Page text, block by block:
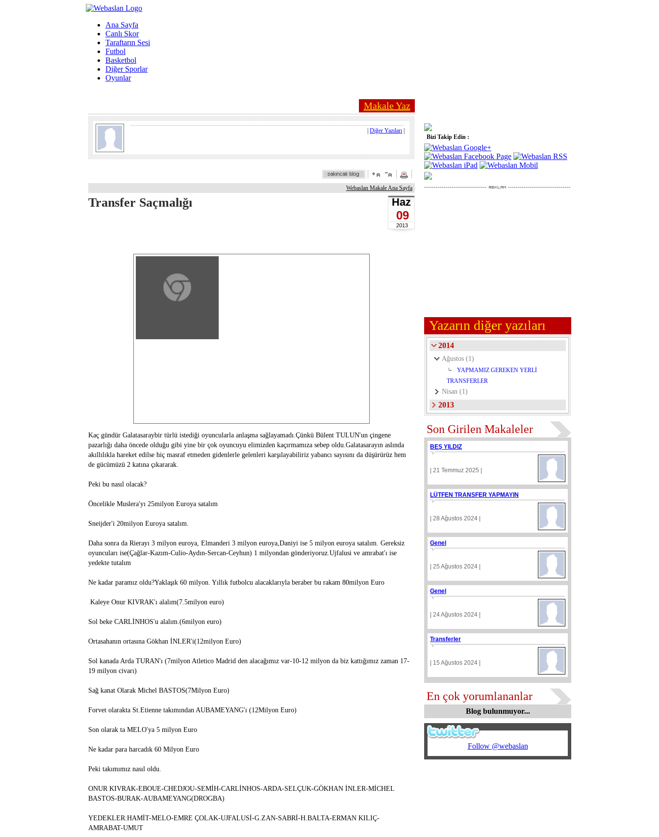
Ana Sayfa
Canlı Skor
Taraftarın Sesi
Futbol
Basketbol
Diğer Sporlar
Oyunlar
Makale Yaz
Diğer Yazıları
Webaslan Makale Ana Sayfa
Transfer Saçmalığı Haz
09
2013
Kaç gündür Galatasaraybir türlü istediği oyuncularla anlaşma sağlayamadı.Çünkü Bülent TULUN'un çingene
pazarlığı daha öncede olduğu gibi yine bir çok oyuncuyu elimizden kaçırmamıza sebep oldu.Galatasarayın aslında
akıllılıkla hareket edilse hiç masraf etmeden gidenlerle gelenleri karşılayabiliriz yabancı sayısını da düşürürüz hem
de gücümüzü 2 katına çıkararak.
Peki bu nasıl olacak?
Öncelikle Muslera'yı 25milyon Euroya satalım
Sneijder'i 20milyon Euroya satalım.
Daha sonra da Rierayı 3 milyon euroya, Elmanderi 3 milyon euroya,Daniyi ise 5 milyon euroya satalım. Gereksiz
oyuncuları ise(Çağlar-Kazım-Culio-Aydın-Sercan-Ceyhun) 1 milyondan gönderiyoruz.Ujfalusi ve amrabat'ı ise
yedekte tutalım
Ne kadar paramız oldu?Yaklaşık 60 milyon. Yıllık futbolcu alacaklarıyla beraber bu rakam 80milyon Euro
Kaleye Onur KIVRAK'ı alalım(7.5milyon euro)
Sol beke CARLİNHOS'u alalım.(6milyon euro)
Ortasahanın ortasına Gökhan İNLER'i(12milyon Euro)
Sol kanada Arda TURAN'ı (7milyon Atletico Madrid den alacağımız var-10-12 milyon da biz kattığımız zaman 17-
19 milyon civarı)
Sağ kanat Olarak Michel BASTOS(7Milyon Euro)
Forvet olarakta St.Etienne takımından AUBAMEYANG'ı (12Milyon Euro)
Son olarak ta MELO'ya 5 milyon Euro
Ne kadar para harcadık 60 Milyon Euro
Peki takımımız nasıl oldu.
ONUR KIVRAK-EBOUE-CHEDJOU-SEMİH-CARLİNHOS-ARDA-SELÇUK-GÖKHAN İNLER-MİCHEL
BASTOS-BURAK-AUBAMEYANG(DROGBA)
YEDEKLER:HAMİT-MELO-EMRE ÇOLAK-UJFALUSİ-G.ZAN-SABRİ-H.BALTA-ERMAN KILIÇ-
AMRABAT-UMUT
Bizi Takip Edin :
Yazarın diğer yazıları
2014
Ağustos (1)
YAPMAMIZ GEREKEN YERLİ
TRANSFERLER
Nisan (1)
2013
Son Girilen Makaleler
BEŞ YILDIZ
| 21 Temmuz 2025 |
LÜTFEN TRANSFER YAPMAYIN
| 28 Ağustos 2024 |
Genel
| 25 Ağustos 2024 |
Genel
| 24 Ağustos 2024 |
Transferler
| 15 Ağustos 2024 |
En çok yorumlananlar
Blog bulunmuyor...
Follow @webaslan